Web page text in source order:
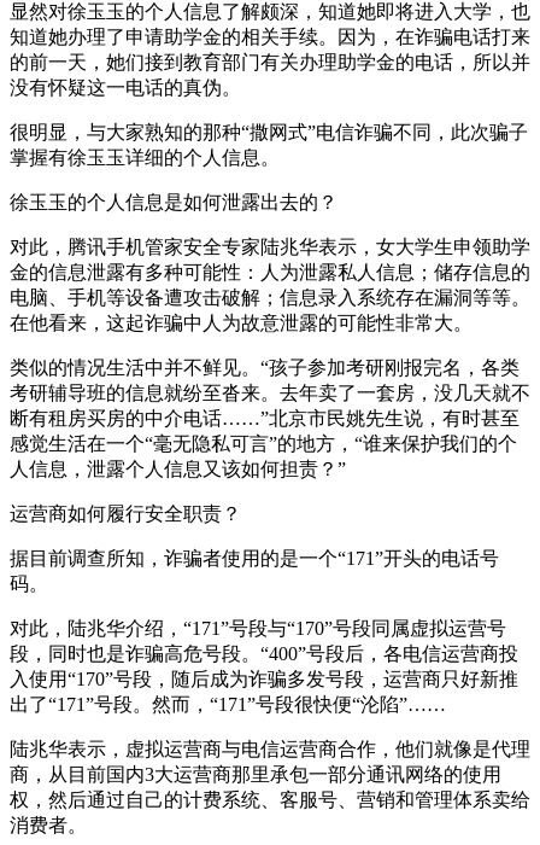
显然对徐玉玉的个人信息了解颇深，知道她即将进入大学，也
知道她办理了申请助学金的相关手续。因为，在诈骗电话打来
的前一天，她们接到教育部门有关办理助学金的电话，所以并
没有怀疑这一电话的真伪。
很明显，与大家熟知的那种“撒网式”电信诈骗不同，此次骗子
掌握有徐玉玉详细的个人信息。
徐玉玉的个人信息是如何泄露出去的？
对此，腾讯手机管家安全专家陆兆华表示，女大学生申领助学
金的信息泄露有多种可能性：人为泄露私人信息；储存信息的
电脑、手机等设备遭攻击破解；信息录入系统存在漏洞等等。
在他看来，这起诈骗中人为故意泄露的可能性非常大。
类似的情况生活中并不鲜见。“孩子参加考研刚报完名，各类
考研辅导班的信息就纷至沓来。去年卖了一套房，没几天就不
断有租房买房的中介电话……”北京市民姚先生说，有时甚至
感觉生活在一个“毫无隐私可言”的地方，“谁来保护我们的个
人信息，泄露个人信息又该如何担责？”
运营商如何履行安全职责？
据目前调查所知，诈骗者使用的是一个“171”开头的电话号
码。
对此，陆兆华介绍，“171”号段与“170”号段同属虚拟运营号
段，同时也是诈骗高危号段。“400”号段后，各电信运营商投
入使用“170”号段，随后成为诈骗多发号段，运营商只好新推
出了“171”号段。然而，“171”号段很快便“沦陷”……
陆兆华表示，虚拟运营商与电信运营商合作，他们就像是代理
商，从目前国内3大运营商那里承包一部分通讯网络的使用
权，然后通过自己的计费系统、客服号、营销和管理体系卖给
消费者。